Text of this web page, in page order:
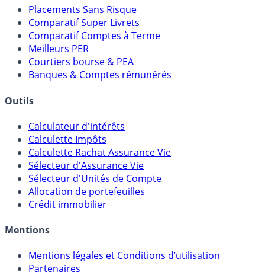
Meilleures Assurances-Vie
Meilleurs Fonds Euros
Placements Sans Risque
Comparatif Super Livrets
Comparatif Comptes à Terme
Meilleurs PER
Banques & Comptes rémunérés
Outils
Calculateur d'intérêts
Calculette Impôts
Calculette Rachat Assurance Vie
Sélecteur d'Assurance Vie
Sélecteur d'Unités de Compte
Crédit immobilier
Mentions